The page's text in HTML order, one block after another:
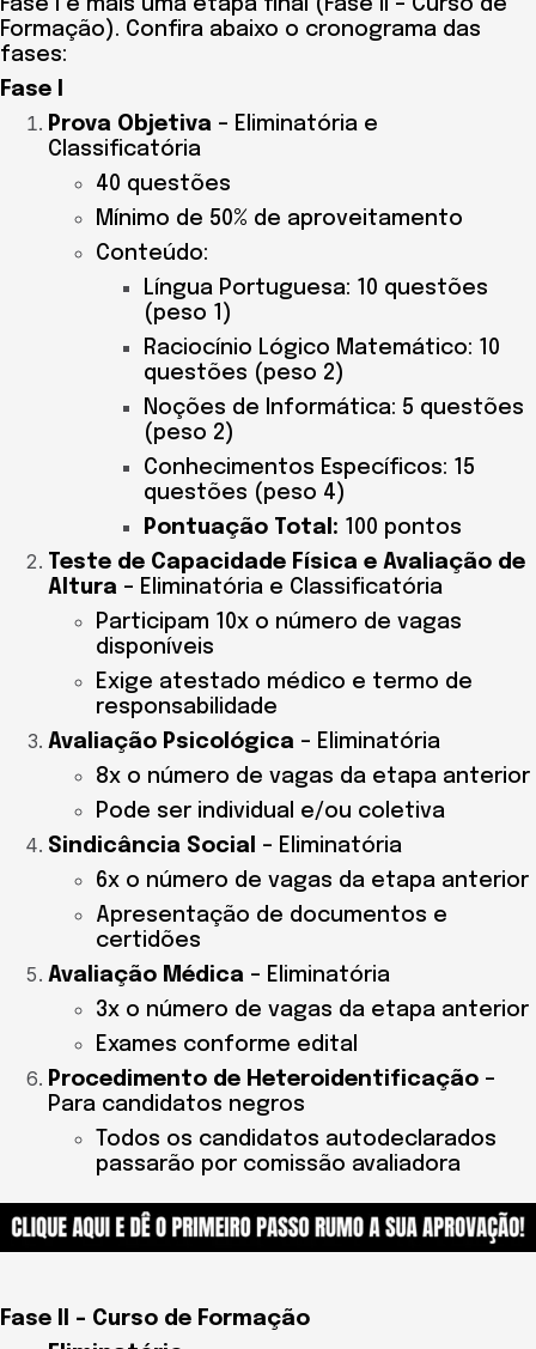
Fase I e mais uma etapa final (Fase II – Curso de
Formação). Confira abaixo o cronograma das
fases:
Fase I
Prova Objetiva – Eliminatória e
Classificatória
40 questões
Mínimo de 50% de aproveitamento
Conteúdo:
Língua Portuguesa: 10 questões
(peso 1)
Raciocínio Lógico Matemático: 10
questões (peso 2)
Noções de Informática: 5 questões
(peso 2)
Conhecimentos Específicos: 15
questões (peso 4)
Pontuação Total: 100 pontos
Teste de Capacidade Física e Avaliação de
Altura – Eliminatória e Classificatória
Participam 10x o número de vagas
disponíveis
Exige atestado médico e termo de
responsabilidade
Avaliação Psicológica – Eliminatória
8x o número de vagas da etapa anterior
Pode ser individual e/ou coletiva
Sindicância Social
– Eliminatória
6x o número de vagas da etapa anterior
Apresentação de documentos e
certidões
Avaliação Médica – Eliminatória
3x o número de vagas da etapa anterior
Exames conforme edital
Procedimento de Heteroidentificação –
Para candidatos negros
Todos os candidatos autodeclarados
passarão por comissão avaliadora
Fase II – Curso de Formação